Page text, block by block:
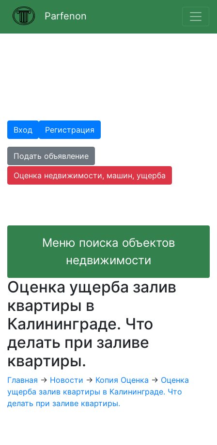
Вход Регистрация
Подать объявление
Оценка недвижимости, машин, ущерба
Parfenon
Меню поиска объектов
недвижимости
Оценка ущерба залив
квартиры в
Калининграде. Что
делать при заливе
квартиры.
Главная → Новости → Копия Оценка -> Оценка
ущерба залив квартиры в Калининграде. Что
делать при заливе квартиры.